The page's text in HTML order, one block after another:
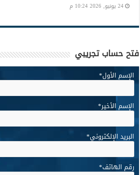
24 يونيو, 2026 10:24 م
فتح حساب تجريبي
الإسم الأول*
الإسم الأخير*
البريد الإلكتروني*
رقم الهاتف*